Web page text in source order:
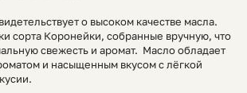
о высоком качестве масла.
сорта Коронейки, собранные вручную, что
свежесть и аромат. Масло обладает
и насыщенным вкусом с лёгкой